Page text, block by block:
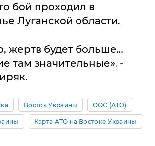
бой проходил в
Луганской области.
жертв будет больше…
там значительные», -
Восток Украины ООС (АТО)
Карта АТО на Востоке Украины